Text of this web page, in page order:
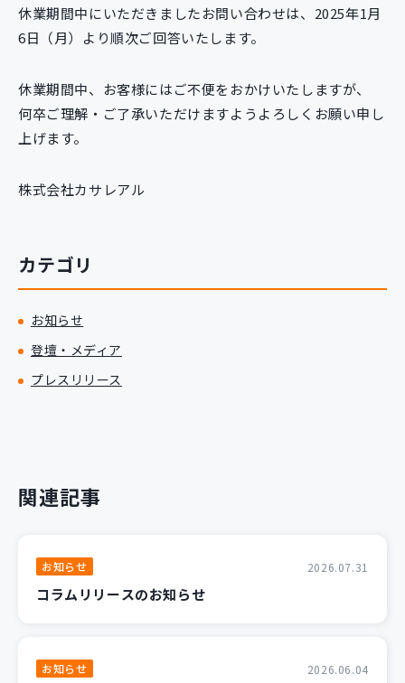
休業期間中にいただきましたお問い合わせは、2025年1月
6日（月）より順次ご回答いたします。
休業期間中、お客様にはご不便をおかけいたしますが、
何卒ご理解・ご了承いただけますようよろしくお願い申し
上げます。
株式会社カサレアル
カテゴリ
お知らせ
登壇・メディア
プレスリリース
関連記事
お知らせ 2026.07.31
コラムリリースのお知らせ
お知らせ 2026.06.04